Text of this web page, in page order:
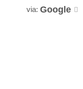
via: Google